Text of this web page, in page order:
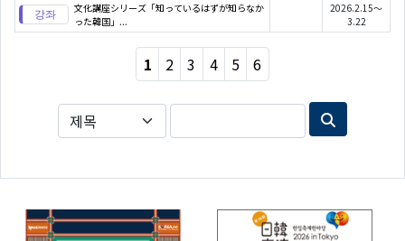
文化講座シリーズ「知っているはずが知らなか
った韓国」...
2026.2.15～
3.22
1 2 3 4 5 6